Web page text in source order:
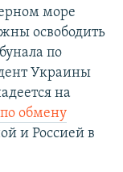
море
освободить
по
Украины
на
обмену
и Россией в